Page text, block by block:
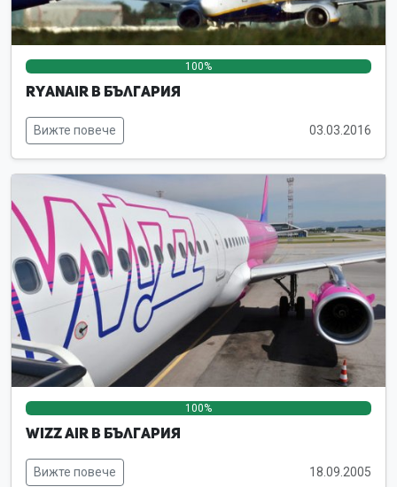
100%
Ryanair в България
Вижте повече 03.03.2016
100%
Wizz Air в България
Вижте повече 18.09.2005